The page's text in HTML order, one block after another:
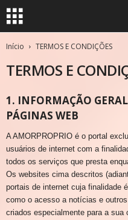
Início TERMOS E CONDIÇÕES
TERMOS E
1. INFORMAÇÃO
PÁGINAS WEB
A AMORPROPRIO é o portal
usuários de internet com a
todos os serviços que presta
Os websites cima descritos
portais de internet cuja finalidade
como o acesso a notícias e
criados especialmente para a sua